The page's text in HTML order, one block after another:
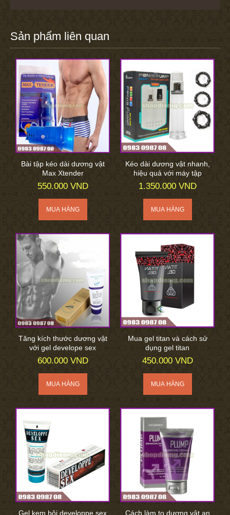
Sản phẩm liên quan
Bài tập kéo dài dương vật
Max Xtender
550.000 VND
Kéo dài dương vật nhanh,
hiệu quả với máy tập
1.350.000 VND
Tăng kích thước dương vật
với gel develope sex
600.000 VND
Mua gel titan và cách sử
dụng gel titan
450.000 VND
Gel kem bôi developpe sex Cách làm to dương vật an